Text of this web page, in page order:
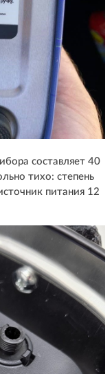
составляет 40
тихо: степень
питания 12